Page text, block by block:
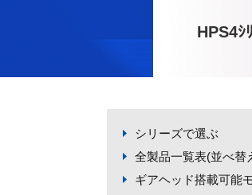
HPS4ｼ
シリーズで選ぶ
全製品一覧表(並べ替
ギアヘッド搭載可能